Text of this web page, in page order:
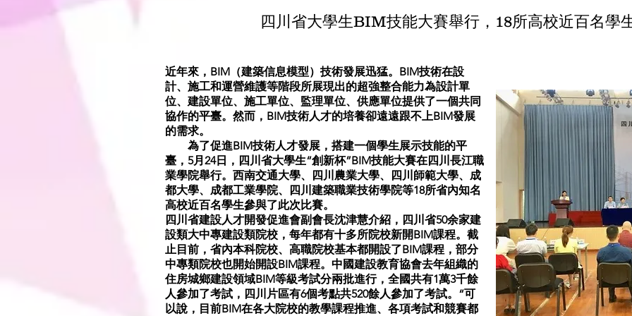
四川省大學生BIM技能大賽舉行，18所高校近百名學
近年來，BIM（建築信息模型）技術發展迅猛。BIM技術在設
計、施工和運營維護等階段所展現出的超強整合能力為設計單
位、建設單位、施工單位、監理單位、供應單位提供了一個共同
協作的平臺。然而，BIM技術人才的培養卻遠遠跟不上BIM發展
的需求。
為了促進BIM技術人才發展，搭建一個學生展示技能的平
臺，5月24日，四川省大學生“創新杯”BIM技能大賽在四川長江職
業學院舉行。西南交通大學、四川農業大學、四川師範大學、成
都大學、成都工業學院、四川建築職業技術學院等18所省內知名
高校近百名學生參與了此次比賽。
四川省建設人才開發促進會副會長沈津慧介紹，四川省50余家建
設類大中專建設類院校，每年都有十多所院校新開BIM課程。截
止目前，省內本科院校、高職院校基本都開設了BIM課程，部分
中專類院校也開始開設BIM課程。中國建設教育協會去年組織的
住房城鄉建設領域BIM等級考試分兩批進行，全國共有1萬3千餘
人參加了考試，四川片區有6個考點共520餘人參加了考試。“可
以說，目前BIM在各大院校的教學課程推進、各項考試和競賽都